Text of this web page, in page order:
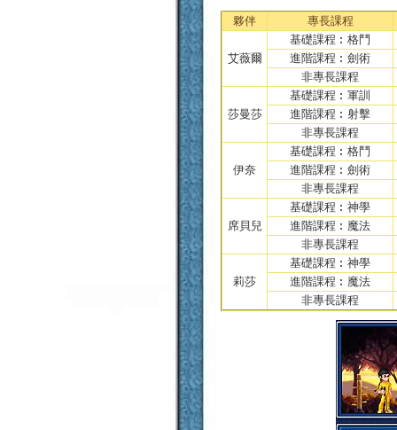
夥伴 專長課程
艾薇爾
基礎課程︰格鬥
進階課程︰劍術
非專長課程
莎曼莎
基礎課程︰軍訓
進階課程︰射擊
非專長課程
伊奈
基礎課程︰格鬥
進階課程︰劍術
非專長課程
席貝兒
基礎課程︰神學
進階課程︰魔法
非專長課程
莉莎
基礎課程︰神學
進階課程︰魔法
非專長課程